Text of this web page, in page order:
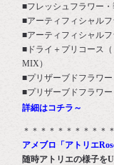
■フレッシュフラワー
■アーティフィシャル
■アーティフィシャル
■ドライ＋プリコース
MIX）
■プリザーブドフラワ
■プリザーブドフラワ
詳細はコチラ～
＊＊＊＊＊＊＊＊＊＊
アメブロ「アトリエ
随時アトリエの様子を